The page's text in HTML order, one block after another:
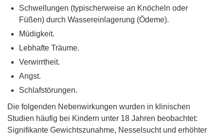
Schwellungen (typischerweise an Knöcheln oder
Füßen) durch Wassereinlagerung (Ödeme).
Müdigkeit.
Lebhafte Träume.
Verwirrtheit.
Angst.
Schlafstörungen.
Die folgenden Nebenwirkungen wurden in klinischen
Studien häufig bei Kindern unter 18 Jahren beobachtet:
Signifikante Gewichtszunahme, Nesselsucht und erhöhter